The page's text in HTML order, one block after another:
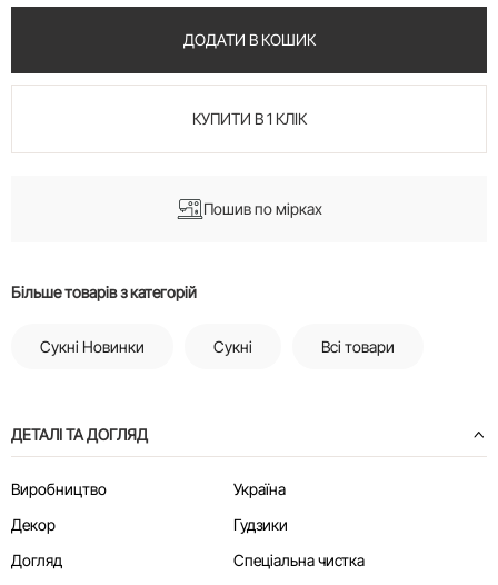
ДОДАТИ В КОШИК
КУПИТИ В 1 КЛІК
Пошив по мірках
Більше товарів з категорій
Сукні Новинки Сукні Всі товари
ДЕТАЛІ ТА ДОГЛЯД
Виробництво
Україна
Декор
Гудзики
Догляд
Спеціальна чистка